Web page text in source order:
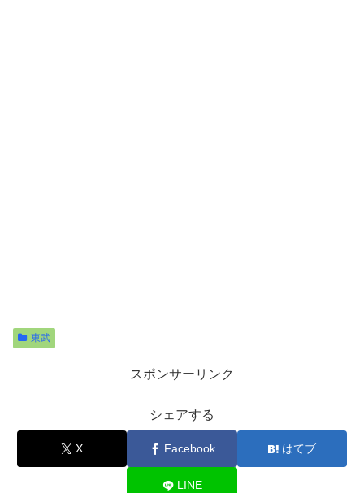
東武
スポンサーリンク
シェアする
X Facebook はてブ
LINE